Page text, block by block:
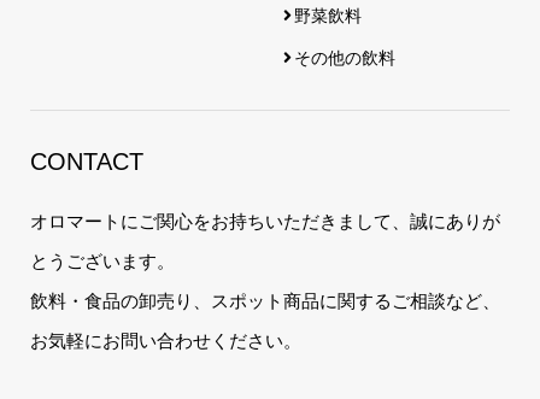
野菜飲料
その他の飲料
CONTACT
オロマートにご関心をお持ちいただきまして、誠にありが
とうございます。
飲料・食品の卸売り、スポット商品に関するご相談など、
お気軽にお問い合わせください。